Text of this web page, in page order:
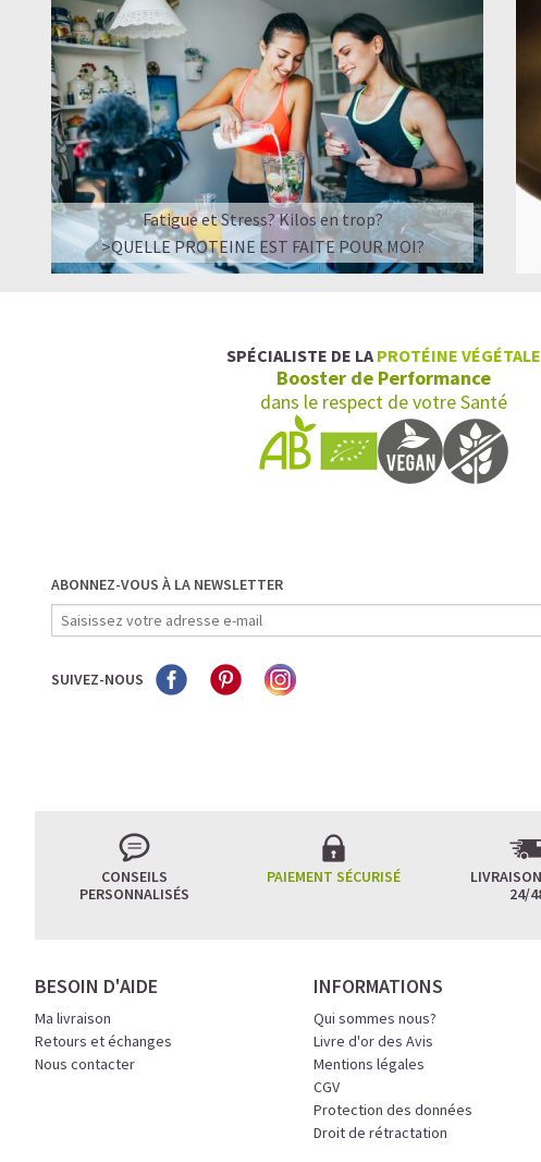
Fatigue et Stress? Kilos en trop?
>QUELLE PROTEINE EST FAITE POUR MOI?
SPÉCIALISTE DE LA PROTÉINE VÉGÉTALE
Booster de Performance
dans le respect de votre Santé
ABONNEZ-VOUS À LA NEWSLETTER
SUIVEZ-NOUS
CONSEILS
PERSONNALISÉS
PAIEMENT SÉCURISÉ
24/
BESOIN D'AIDE
Ma livraison
Retours et échanges
Nous contacter
INFORMATIONS
Qui sommes nous?
Livre d'or des Avis
Mentions légales
CGV
Protection des données
Droit de rétractation